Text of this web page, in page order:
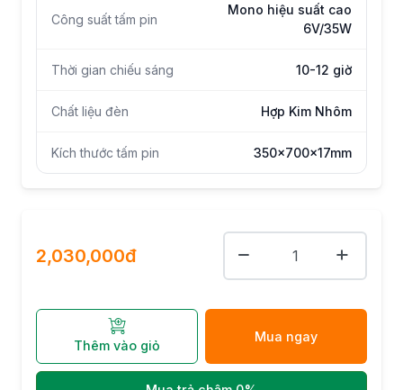
Công suất tấm pin
Mono hiệu suất cao
6V/35W
Thời gian chiếu sáng 10-12 giờ
Chất liệu đèn Hợp Kim Nhôm
Kích thước tấm pin 350x700x17mm
2,030,000đ
Thêm vào giỏ
Mua ngay